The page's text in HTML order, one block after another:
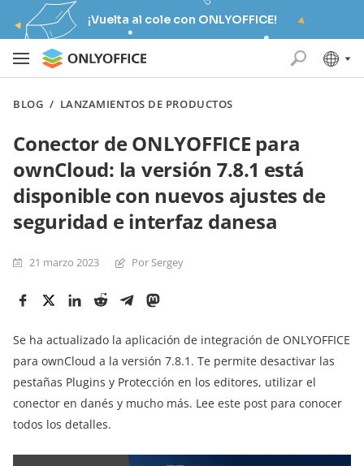
¡Vuelta al cole con ONLYOFFICE!
BLOG / LANZAMIENTOS DE PRODUCTOS
Conector de ONLYOFFICE para
ownCloud: la versión 7.8.1 está
disponible con nuevos ajustes de
seguridad e interfaz danesa
21 marzo 2023 Por Sergey
Se ha actualizado la aplicación de integración de ONLYOFFICE
para ownCloud a la versión 7.8.1. Te permite desactivar las
pestañas Plugins y Protección en los editores, utilizar el
conector en danés y mucho más. Lee este post para conocer
todos los detalles.